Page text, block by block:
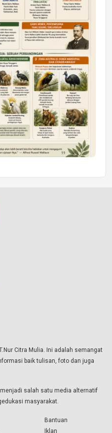
Citra Mulia. Ini adalah semangat
baik tulisan, foto dan juga
salah satu media alternatif
masyarakat.
Bantuan
Iklan